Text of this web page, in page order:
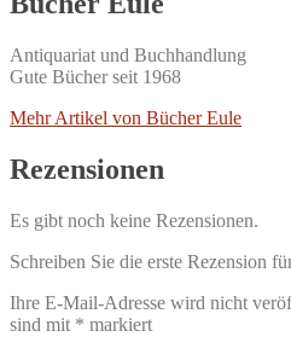
Antiquariat und Buchhandlung
Gute Bücher seit 1968
Mehr Artikel von Bücher Eule
Rezensionen
Es gibt noch keine Rezensionen.
Schreiben Sie die erste Rezension
Ihre E-Mail-Adresse wird nicht
sind mit * markiert